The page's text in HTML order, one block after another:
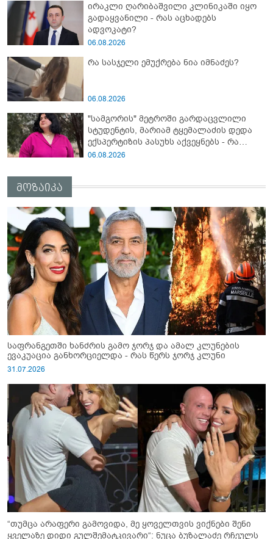
ირაკლი ღარიბაშვილი კლინიკაში იყო
გადაყვანილი - რას აცხადებს
ადვოკატი?
06.08.2026
რა სასჯელი ემუქრება ნია იმნაძეს?
06.08.2026
"სამგორის" მეტროში გარდაცვლილი
სტუდენტის, მარიამ ტყემალაძის დედა
ექსპერტიზის პასუხს აქვეყნებს - რა
გახდა გოგონას გარდაცვალების მიზეზი?
06.08.2026
მოზაიკა
საფრანგეთში ხანძრის გამო ჯორჯ და ამალ კლუნების
ევაკუაცია განხორციელდა - რას წერს ჯორჯ კლუნი
31.07.2026
“თუმცა არაფერი გამოვიდა, მე ყოველთვის ვიქნები შენი
ყველაზე დიდი გულშემატკივარი“: ნუცა ბუზალაძე რჩეულს